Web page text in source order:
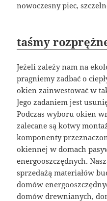
nowoczesny piec,
taśmy
Jeżeli zależy nam na
pragniemy zadbać o
okien zainwestować w
Jego zadaniem jest
Podczas wyboru okien
zalecane są kotwy
komponenty
okiennej w domach
energooszczędnych.
sprzedażą materiałów
domów
domów drewnianych,